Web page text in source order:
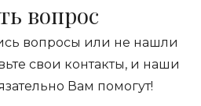
вопрос
вопросы или не нашли
свои контакты, и наши
Вам помогут!